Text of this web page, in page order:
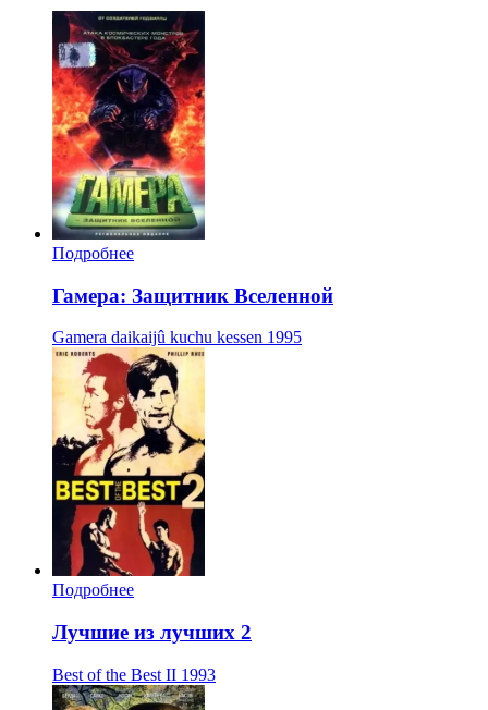
Подробнее
Гамера: Защитник Вселенной
Gamera daikaijû kuchu kessen 1995
Подробнее
Лучшие из лучших 2
Best of the Best II 1993